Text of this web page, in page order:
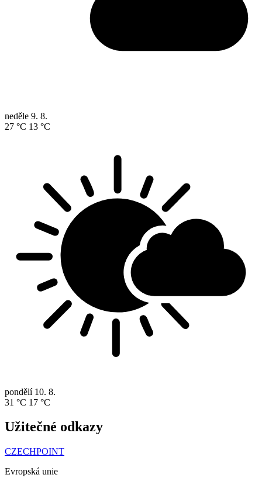
neděle 9. 8.
27 °C 13 °C
pondělí 10. 8.
31 °C 17 °C
Užitečné odkazy
CZECHPOINT
Evropská unie